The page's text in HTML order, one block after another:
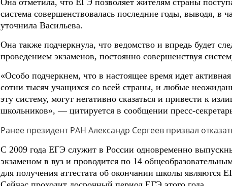
Она отметила, что ЕГЭ позволяет жителям страны
система совершенствовалась последние годы, выводя, в
уточнила Васильева.
Она также подчеркнула, что ведомство и впредь будет
проведением экзаменов, постоянно совершенствуя
«Особо подчеркнем, что в настоящее время идет
сотни тысяч учащихся со всей страны, и любые
эту систему, могут негативно сказаться и привести к
школьников», — цитируется в сообщении пресс-
Ранее президент РАН Александр Сергеев призвал
С 2009 года ЕГЭ служит в России одновременно
экзаменом в вуз и проводится по 14
для получения аттестата об окончании школы являются